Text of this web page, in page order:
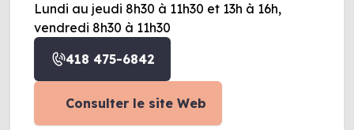
Lundi au jeudi 8h30 à 11h30 et 13h à 16h,
vendredi 8h30 à 11h30
418 475-6842
Consulter le site Web